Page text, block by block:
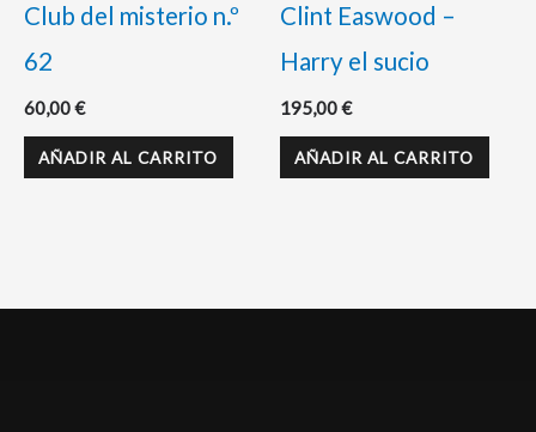
Club del misterio n.º
62
60,00€
AÑADIR AL CARRITO
Clint Easwood –
Harry el sucio
195,00€
AÑADIR AL CARRITO